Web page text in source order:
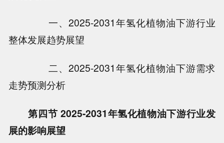
一、2025-2031年氢化植物油下游行业
整体发展趋势展望
二、2025-2031年氢化植物油下游需求
走势预测分析
第四节 2025-2031年氢化植物油下游行业发
展的影响展望